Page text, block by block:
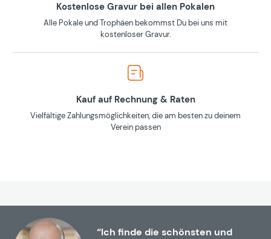
Kostenlose Gravur bei allen Pokalen
Alle Pokale und Trophäen bekommst Du bei uns mit
kostenloser Gravur.
Kauf auf Rechnung & Raten
Vielfältige Zahlungsmöglichkeiten, die am besten zu deinem
Verein passen
“Ich finde die schönsten und